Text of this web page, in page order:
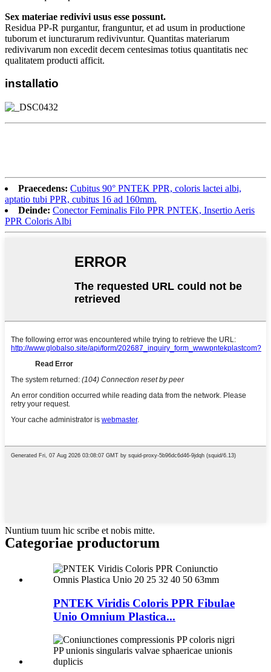
Sex materiae redivivi usus esse possunt.
Residua PP-R purgantur, franguntur, et ad usum in productione
tuborum et iuncturarum redivivuntur. Quantitas materiarum
redivivarum non excedit decem centesimas totius quantitatis nec
qualitatem producti afficit.
installatio
Praecedens: Cubitus 90° PNTEK PPR, coloris lactei albi,
aptatio tubi PPR, cubitus 16 ad 160mm.
Deinde: Conector Feminalis Filo PPR PNTEK, Insertio Aeris
PPR Coloris Albi
Nuntium tuum hic scribe et nobis mitte.
Categoriae productorum
PNTEK Viridis Coloris PPR Fibulae
Unio Omnium Plastica...